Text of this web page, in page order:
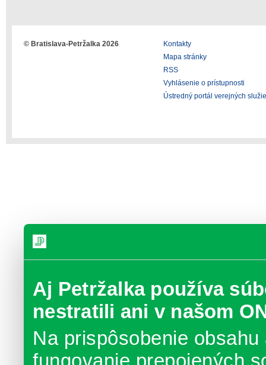
Aj Petržalka používa
nestratili ani v našom
Na prispôsobenie
© Bratislava-Petržalka 2026
Kontakty
Mapa stránky
RSS
Vyhlásenie o prístupnosti
Ústredný portál verejných